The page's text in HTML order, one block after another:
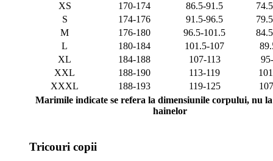
XS
170-174 86.5-91.5
S
174-176 91.5-96.5
M
176-180 96.5-101.5
L
180-184 101.5-107
XL
184-188 107-113
XXL
188-190 113-119
XXXL
188-193 119-125
Marimile indicate se refera la dimensiunile corpului, nu la
hainelor
Tricouri copii